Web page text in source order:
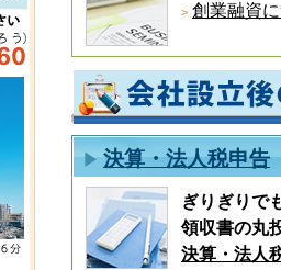
創業融資
決算・法人税申告
ぎりぎりで
領収書の丸
決算・法人